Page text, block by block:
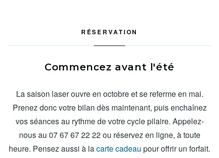
RÉSERVATION
Commencez avant l'été
La saison laser ouvre en octobre et se referme en mai.
Prenez donc votre bilan dès maintenant, puis enchaînez
vos séances au rythme de votre cycle pilaire. Appelez-
nous au 07 67 67 22 22 ou réservez en ligne, à toute
heure. Pensez aussi à lacarte cadeau pour offrir un forfait.